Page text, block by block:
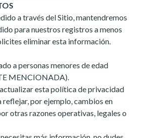
a través del Sitio, mantendremos
para nuestros registros a menos
eliminar esta información.
a personas menores de edad
MENCIONADA).
esta política de privacidad
reflejar, por ejemplo, cambios en
otras razones operativas, legales o